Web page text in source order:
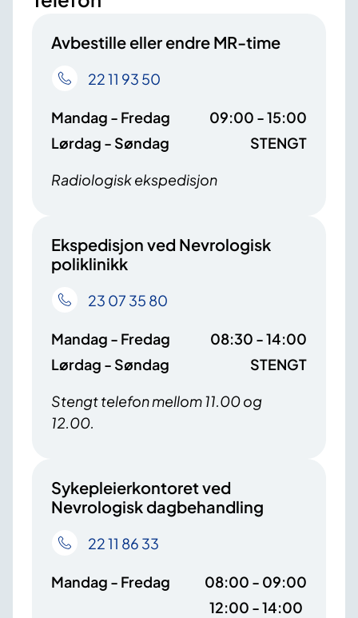
Avbestille eller endre MR-time
22 11 93 50
Mandag - Fredag
09:00 - 15:00
Lørdag - Søndag
STENGT
Radiologisk ekspedisjon
Ekspedisjon ved Nevrologisk
poliklinikk
23 07 35 80
Mandag - Fredag
08:30 - 14:00
Lørdag - Søndag
STENGT
Stengt telefon mellom 11.00 og
12.00.
Sykepleierkontoret ved
Nevrologisk dagbehandling
22 11 86 33
Mandag - Fredag
08:00 - 09:00
12:00 - 14:00